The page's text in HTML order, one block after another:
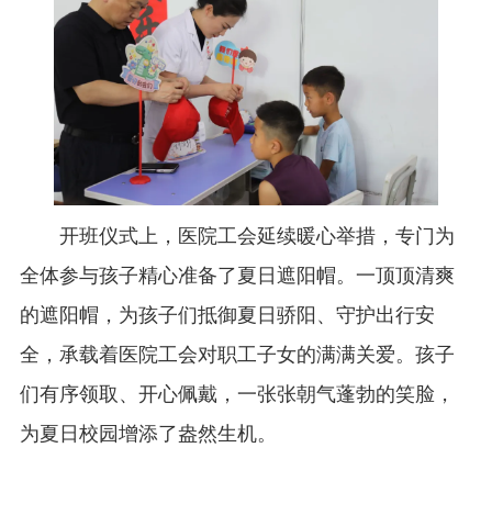
开班仪式上，医院工会延续暖心举措，专门为
全体参与孩子精心准备了夏日遮阳帽。一顶顶清爽
的遮阳帽，为孩子们抵御夏日骄阳、守护出行安
全，承载着医院工会对职工子女的满满关爱。孩子
们有序领取、开心佩戴，一张张朝气蓬勃的笑脸，
为夏日校园增添了盎然生机。